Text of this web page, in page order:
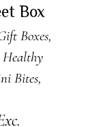
Box
Boxes,
Healthy
Bites,